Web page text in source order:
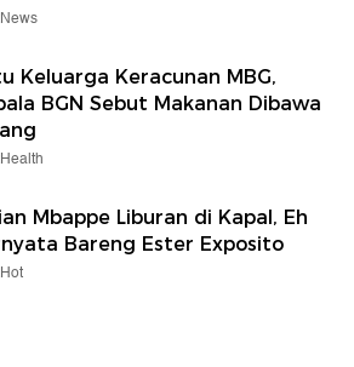
Keluarga Keracunan MBG,
BGN Sebut Makanan Dibawa
Mbappe Liburan di Kapal, Eh
Bareng Ester Exposito